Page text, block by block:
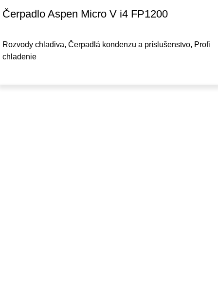
Čerpadlo Aspen Micro V i4 FP1200
Rozvody chladiva, Čerpadlá kondenzu a príslušenstvo, Profi
chladenie